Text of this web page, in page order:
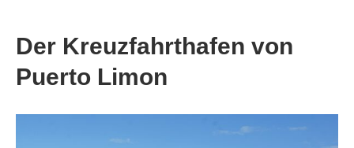
Der Kreuzfahrthafen von
Puerto Limon